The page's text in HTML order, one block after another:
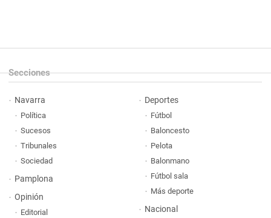
Secciones
Navarra
Política
Sucesos
Tribunales
Sociedad
Pamplona
Opinión
Editorial
Deportes
Fútbol
Baloncesto
Pelota
Balonmano
Fútbol sala
Más deporte
Nacional